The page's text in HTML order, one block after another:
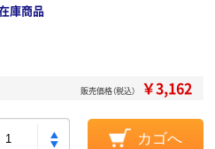
庫商品
販売価格（税込） ￥3,162
カゴへ